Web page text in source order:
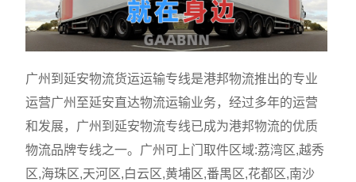
广州到延安物流货运运输专线是港邦物流推出的专业
运营广州至延安直达物流运输业务，经过多年的运营
和发展，广州到延安物流专线已成为港邦物流的优质
物流品牌专线之一。广州可上门取件区域:荔湾区,越秀
区,海珠区,天河区,白云区,黄埔区,番禺区,花都区,南沙